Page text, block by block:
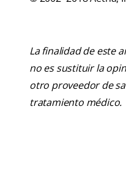
La finalidad de este
no es sustituir la
otro proveedor de
tratamiento médico.